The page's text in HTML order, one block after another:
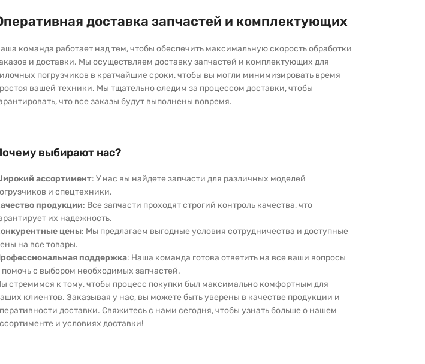
доставка запчастей и комплектующих
команда работает над тем, чтобы обеспечить максимальную скорость обработки
и доставки. Мы осуществляем доставку запчастей и комплектующих для
погрузчиков в кратчайшие сроки, чтобы вы могли минимизировать время
вашей техники. Мы тщательно следим за процессом доставки, чтобы
что все заказы будут выполнены вовремя.
выбирают нас?
ассортимент: У нас вы найдете запчасти для различных моделей
и спецтехники.
продукции: Все запчасти проходят строгий контроль качества, что
их надежность.
цены: Мы предлагаем выгодные условия сотрудничества и доступные
на все товары.
поддержка: Наша команда готова ответить на все ваши вопросы
помочь с выбором необходимых запчастей.
стремимся к тому, чтобы процесс покупки был максимально комфортным для
клиентов. Заказывая у нас, вы можете быть уверены в качестве продукции и
доставки. Свяжитесь с нами сегодня, чтобы узнать больше о нашем
и условиях доставки!